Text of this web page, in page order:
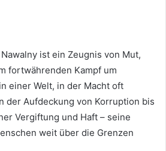
ist ein Zeugnis von Mut,
fortwährenden Kampf um
einer Welt, in der Macht oft
der Aufdeckung von Korruption bis
Vergiftung und Haft – seine
weit über die Grenzen